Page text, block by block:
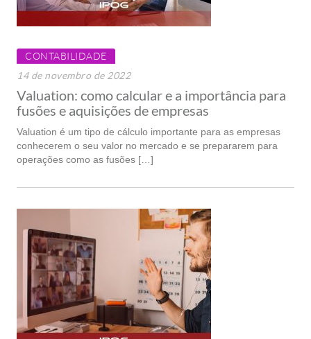
CONTABILIDADE
14 de novembro de 2022
Valuation: como calcular e a importância para
fusões e aquisições de empresas
Valuation é um tipo de cálculo importante para as empresas
conhecerem o seu valor no mercado e se prepararem para
operações como as fusões […]